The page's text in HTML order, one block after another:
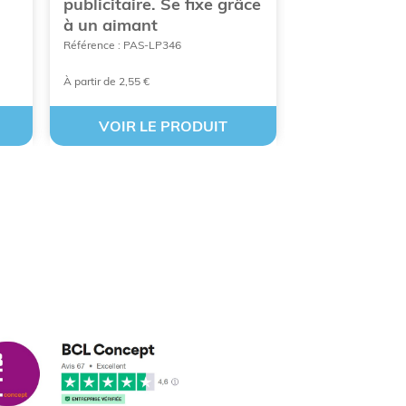
à un aimant
Référence : PAS-LP346
À partir de 2,55 €
VOIR LE PRODUIT
leleu